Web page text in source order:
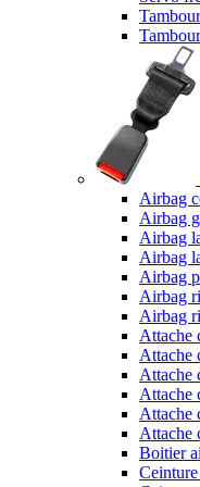
Airbag
Airbag
Airbag
Airbag
Airbag
Airbag
Airbag
Attache
Attache
Attache
Attache
Attache
Attache
Boitier